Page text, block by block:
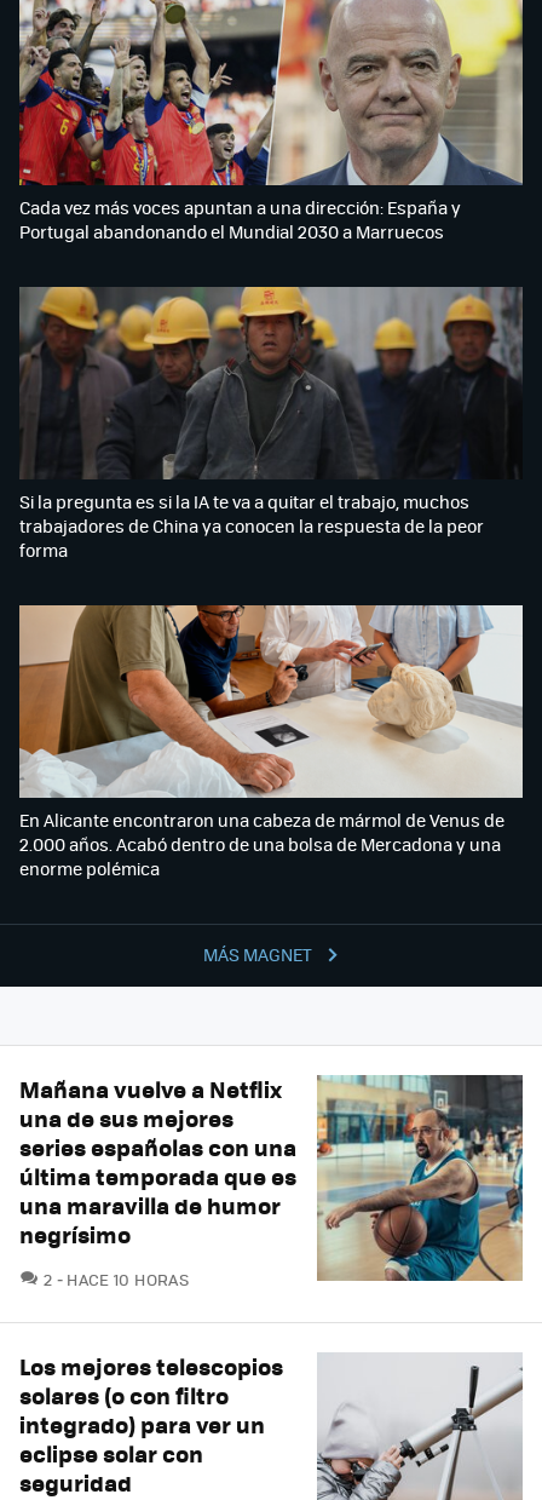
MÁS MAGNET
Cada vez más voces apuntan a una dirección: España y
Portugal abandonando el Mundial 2030 a Marruecos
Si la pregunta es si la IA te va a quitar el trabajo, muchos
trabajadores de China ya conocen la respuesta de la peor
forma
En Alicante encontraron una cabeza de mármol de Venus de
2.000 años. Acabó dentro de una bolsa de Mercadona y una
enorme polémica
Mañana vuelve a Netflix
una de sus mejores
series españolas con una
última temporada que es
una maravilla de humor
negrísimo
2 COMENTARIOS
HACE 10 HORAS
Los mejores telescopios
solares (o con filtro
integrado) para ver un
eclipse solar con
seguridad